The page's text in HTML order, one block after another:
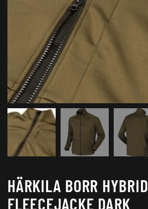
HÄRKILA BORR HYBRID
FLEECEJACKE DARK